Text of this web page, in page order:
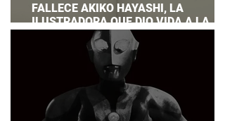
FALLECE AKIKO HAYASHI, LA
ILUSTRADORA QUE DIO VIDA A LA
NOVELA ORIGINAL DE KIKI'S DELIVERY